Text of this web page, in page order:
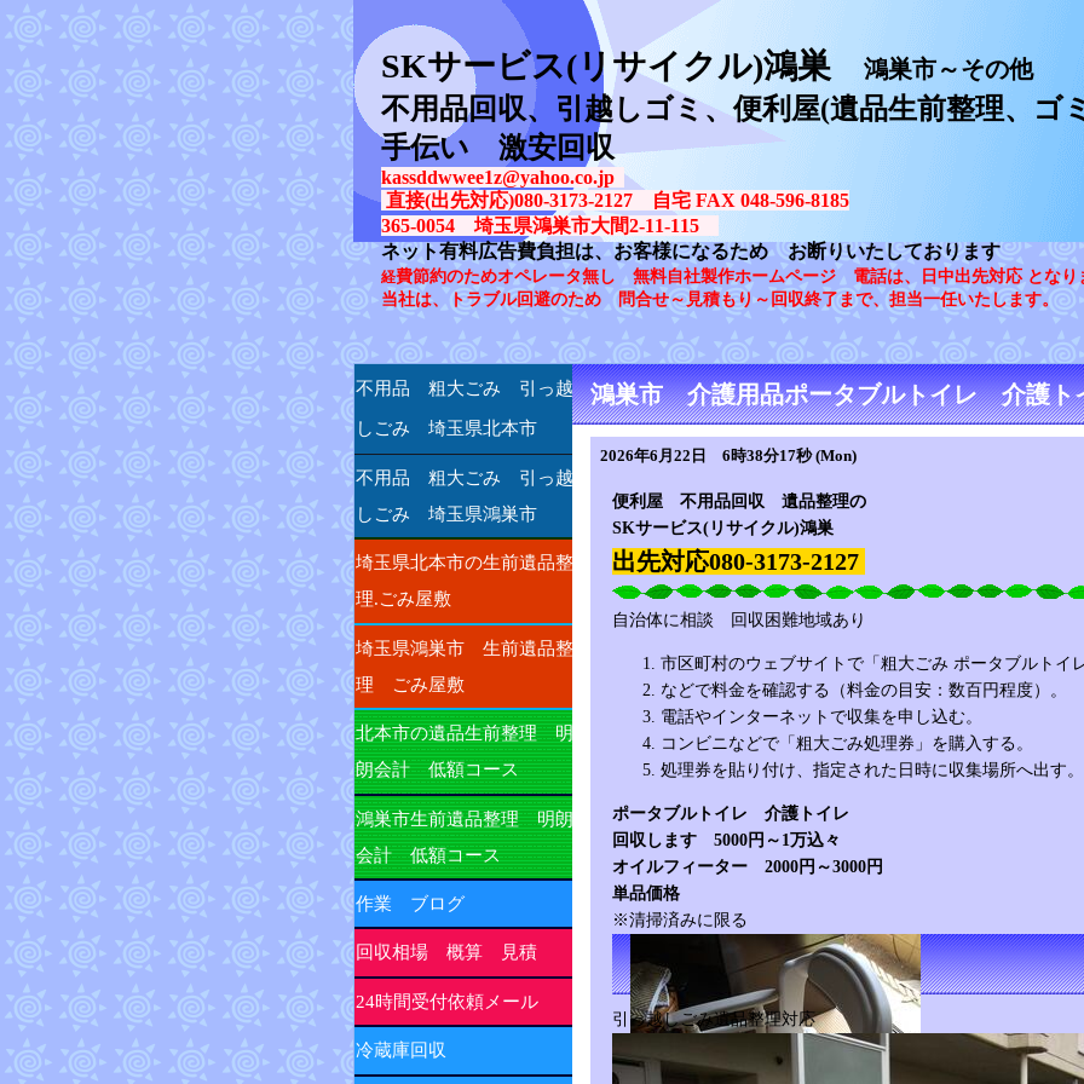
SKサービス(リサイクル)鴻巣 鴻巣市～その他
不用品回収、引越しゴミ、便利屋(遺品生前整理、ゴ
手伝い 激安回収
kassddwwee1z@yahoo.co.jp
直接(出先対応)080-3173-2127 自宅 FAX 048-596-8185
365-0054 埼玉県鴻巣市大間2-11-115
ネット有料広告費負担は、お客様になるため お断りいたしております
経費節約のためオペレータ無し 無料自社製作ホームページ 電話は、日中出先対応 とな
当社は、トラブル回避のため 問合せ～見積もり～回収終了まで、担当一任いたします。
鴻巣市 介護用品ポータブルトイレ 介護ト
2026年6月22日 6時38分17秒 (Mon)
便利屋 不用品回収 遺品整理の
SKサービス(リサイクル)鴻巣
出先対応080-3173-2127
自治体に相談 回収困難地域あり
市区町村のウェブサイトで「粗大ごみ ポータブルトイ
などで料金を確認する（料金の目安：数百円程度）。
電話やインターネットで収集を申し込む。
コンビニなどで「粗大ごみ処理券」を購入する。
処理券を貼り付け、指定された日時に収集場所へ出す。
ポータブルトイレ 介護トイレ
回収します 5000円～1万込々
オイルフィーター 2000円～3000円
単品価格
※清掃済みに限る
引っ越しごみ遺品整理対応
不用品 粗大ごみ 引っ越
しごみ 埼玉県北本市
不用品 粗大ごみ 引っ越
しごみ 埼玉県鴻巣市
埼玉県北本市の生前遺品整
理.ごみ屋敷
埼玉県鴻巣市 生前遺品整
理 ごみ屋敷
北本市の遺品生前整理 明
朗会計 低額コース
鴻巣市生前遺品整理 明朗
会計 低額コース
作業 ブログ
回収相場 概算 見積
24時間受付依頼メール
冷蔵庫回収